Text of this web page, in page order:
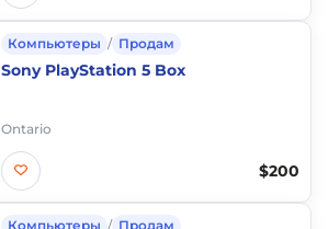
Компьютеры / Продам
Sony PlayStation 5 Box
Ontario
$200
Компьютеры / Продам